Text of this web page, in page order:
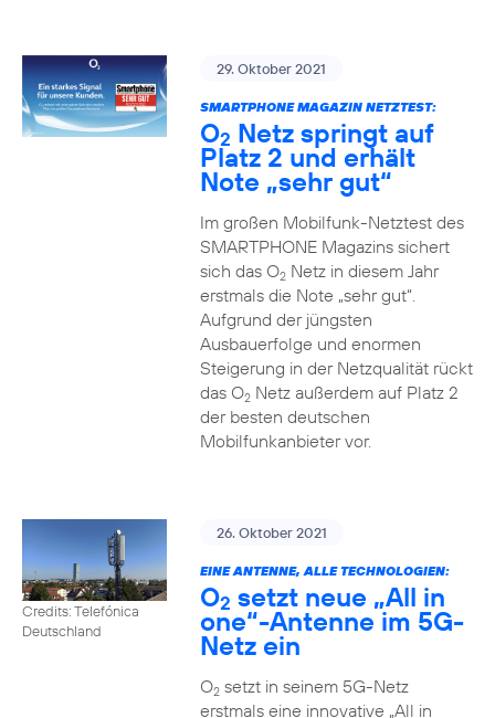
29. Oktober 2021
SMARTPHONE MAGAZIN NETZTEST:
O2 Netz springt auf
Platz 2 und erhält
Note „sehr gut“
Im großen Mobilfunk-Netztest des
SMARTPHONE Magazins sichert
sich das O2Netz in diesem Jahr
erstmals die Note „sehr gut“.
Aufgrund der jüngsten
Ausbauerfolge und enormen
Steigerung in der Netzqualität rückt
das O2Netz außerdem auf Platz 2
der besten deutschen
Mobilfunkanbieter vor.
Credits: Telefónica
Deutschland
26. Oktober 2021
EINE ANTENNE, ALLE TECHNOLOGIEN:
O2 setzt neue „All in
one“-Antenne im 5G-
Netz ein
O2setzt in seinem 5G-Netz
erstmals eine innovative „All in